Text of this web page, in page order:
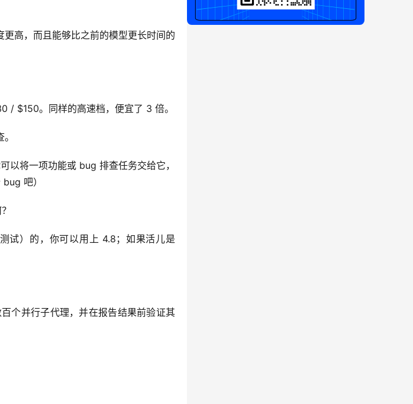
高，而且能够比之前的模型更长时间的
$150。同样的高速档，便宜了 3 倍。
以将一项功能或 bug 排查任务交给它，
吧）
试）的，你可以用上 4.8；如果活儿是
个并行子代理，并在报告结果前验证其